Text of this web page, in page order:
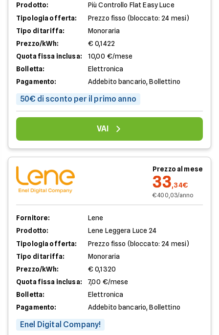
Prodotto:
Più Controllo Flat Easy Luce
Tipologia offerta:
Prezzo fisso (bloccato: 24 mesi)
Tipo di tariffa:
Monoraria
Prezzo/kWh:
€ 0,1422
Quota fissa inclusa:
10,00 €/mese
Bolletta:
Elettronica
Pagamento:
Addebito bancario, Bollettino
50€ di sconto per il primo anno
VAI
Prezzo al mese
33,34€
€ 400,03/anno
Fornitore:
Lene
Prodotto:
Lene Leggera Luce 24
Tipologia offerta:
Prezzo fisso (bloccato: 24 mesi)
Tipo di tariffa:
Monoraria
Prezzo/kWh:
€ 0,1320
Quota fissa inclusa:
7,00 €/mese
Bolletta:
Elettronica
Pagamento:
Addebito bancario, Bollettino
Enel Digital Company!